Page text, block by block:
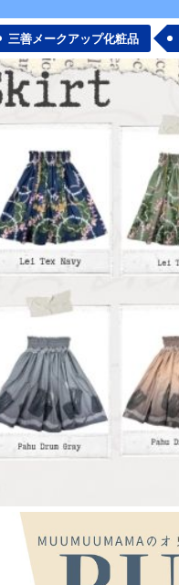
三善メークアップ化粧品